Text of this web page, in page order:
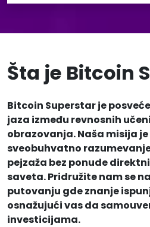
Šta je Bitcoin
Bitcoin Superstar je
jaza između revnosnih
obrazovanja. Naša misija
sveobuhvatno
pejzaža bez ponude
saveta. Pridružite nam se
putovanju gde znanje
osnažujući vas da
investicijama.